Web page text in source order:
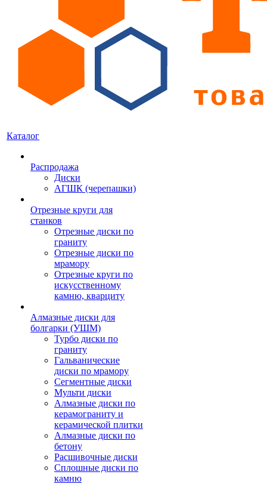
Каталог
Распродажа
Диски
АГШК (черепашки)
Отрезные круги для
станков
Отрезные диски по
граниту
Отрезные диски по
мрамору
Отрезные круги по
искусственному
камню, кварциту
Алмазные диски для
болгарки (УШМ)
Турбо диски по
граниту
Гальванические
диски по мрамору
Сегментные диски
Мульти диски
Алмазные диски по
керамограниту и
керамической плитки
Алмазные диски по
бетону
Расшивочные диски
Сплошные диски по
камню